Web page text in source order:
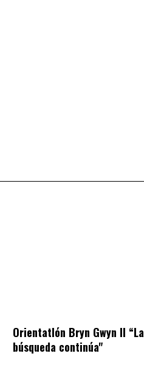
Orientatlón Bryn Gwyn II “La
búsqueda continúa"